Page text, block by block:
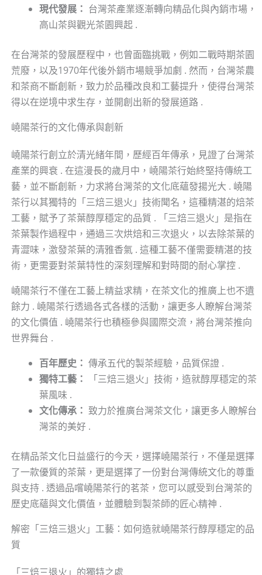
現代發展： 台灣茶產業逐漸轉向精品化與內銷市場，
高山茶與觀光茶園興起 .
在台灣茶的發展歷程中，也曾面臨挑戰，例如二戰時期茶園
荒廢，以及1970年代後外銷市場競爭加劇 . 然而，台灣茶農
和茶商不斷創新，致力於品種改良和工藝提升，使得台灣茶
得以在逆境中求生存，並開創出新的發展道路 .
嶢陽茶行的文化傳承與創新
嶢陽茶行創立於清光緒年間，歷經百年傳承，見證了台灣茶
產業的興衰 . 在這漫長的歲月中，嶢陽茶行始終堅持傳統工
藝，並不斷創新，力求將台灣茶的文化底蘊發揚光大 . 嶢陽
茶行以其獨特的「三焙三退火」技術聞名，這種精湛的焙茶
工藝，賦予了茶葉醇厚穩定的品質 . 「三焙三退火」是指在
茶葉製作過程中，通過三次烘焙和三次退火，以去除茶葉的
青澀味，激發茶葉的清雅香氣 . 這種工藝不僅需要精湛的技
術，更需要對茶葉特性的深刻理解和對時間的耐心掌控 .
嶢陽茶行不僅在工藝上精益求精，在茶文化的推廣上也不遺
餘力 . 嶢陽茶行透過各式各樣的活動，讓更多人瞭解台灣茶
的文化價值 . 嶢陽茶行也積極參與國際交流，將台灣茶推向
世界舞台 .
百年歷史： 傳承五代的製茶經驗，品質保證 .
獨特工藝：
「三焙三退火」技術，造就醇厚穩定的茶
葉風味 .
文化傳承： 致力於推廣台灣茶文化，讓更多人瞭解台
灣茶的美好 .
在精品茶文化日益盛行的今天，選擇嶢陽茶行，不僅是選擇
了一款優質的茶葉，更是選擇了一份對台灣傳統文化的尊重
與支持 . 透過品嚐嶢陽茶行的茗茶，您可以感受到台灣茶的
歷史底蘊與文化價值，並體驗到製茶師的匠心精神 .
解密「三焙三退火」工藝：如何造就嶢陽茶行醇厚穩定的品
質
「三焙三退火」的獨特之處